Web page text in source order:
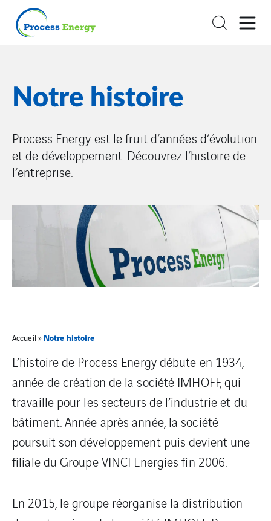
Notre histoire
Process Energy est le fruit d’années d’évolution
et de développement. Découvrez l’histoire de
l’entreprise.
Accueil»Notre histoire
L’histoire de Process Energy débute en 1934,
année de création de la société IMHOFF, qui
travaille pour les secteurs de l’industrie et du
bâtiment. Année après année, la société
poursuit son développement puis devient une
filiale du Groupe VINCI Energies fin 2006.
En 2015, le groupe réorganise la distribution